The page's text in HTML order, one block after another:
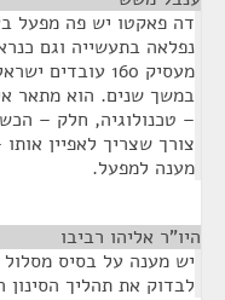
דה פאקטו יש פה מפעל
נפלאה בתעשייה וגם
מעסיק 160
במשך שנים. הוא מתאר
– טכנולוגיה, חלק –
צורך שצריך לאפיין
מענה למפעל.
היו"ר אליהו רביבו
יש מענה על בסיס
לבדוק את תהליך הסינון